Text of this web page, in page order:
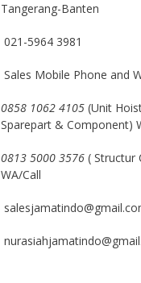
Tangerang-Banten
021-5964 3981
Sales Mobile Phone and
0858 1062 4105(Unit
Sparepart & Component)
0813 5000 3576( Structur
WA/Call